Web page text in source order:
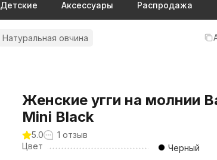
Детские Аксессуары Распродажа
Натуральная овчина
Женские угги на молнии
Mini Black
5.0
1 отзыв
Цвет
Черный